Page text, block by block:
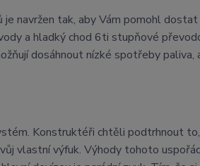
navržen tak, aby Vám pomohl dostat
a hladký chod 6ti stupňové
dosáhnout nízké spotřeby
Konstruktéři chtěli podtrhnout
vlastní výfuk. Výhody tohoto